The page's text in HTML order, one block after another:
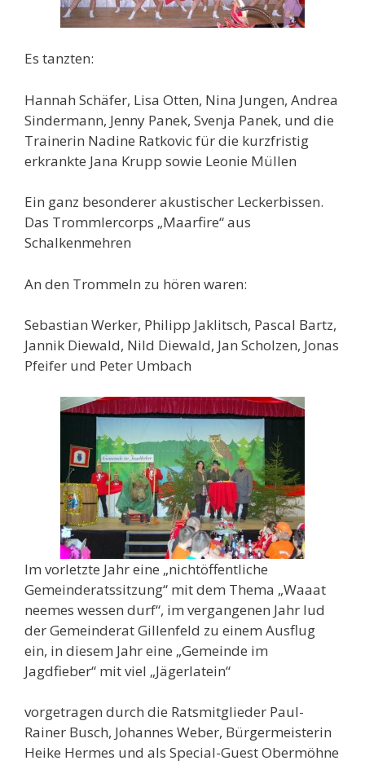
Es tanzten:
Hannah Schäfer, Lisa Otten, Nina Jungen, Andrea
Sindermann, Jenny Panek, Svenja Panek, und die
Trainerin Nadine Ratkovic für die kurzfristig
erkrankte Jana Krupp sowie Leonie Müllen
Ein ganz besonderer akustischer Leckerbissen.
Das Trommlercorps „Maarfire“ aus
Schalkenmehren
An den Trommeln zu hören waren:
Sebastian Werker, Philipp Jaklitsch, Pascal Bartz,
Jannik Diewald, Nild Diewald, Jan Scholzen, Jonas
Pfeifer und Peter Umbach
Im vorletzte Jahr eine „nichtöffentliche
Gemeinderatssitzung“ mit dem Thema „Waaat
neemes wessen durf“, im vergangenen Jahr lud
der Gemeinderat Gillenfeld zu einem Ausflug
ein, in diesem Jahr eine „Gemeinde im
Jagdfieber“ mit viel „Jägerlatein“
vorgetragen durch die Ratsmitglieder Paul-
Rainer Busch, Johannes Weber, Bürgermeisterin
Heike Hermes und als Special-Guest Obermöhne